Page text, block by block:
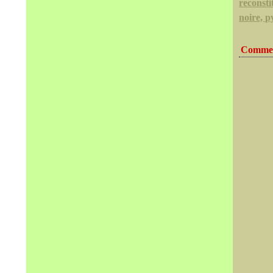
noire,